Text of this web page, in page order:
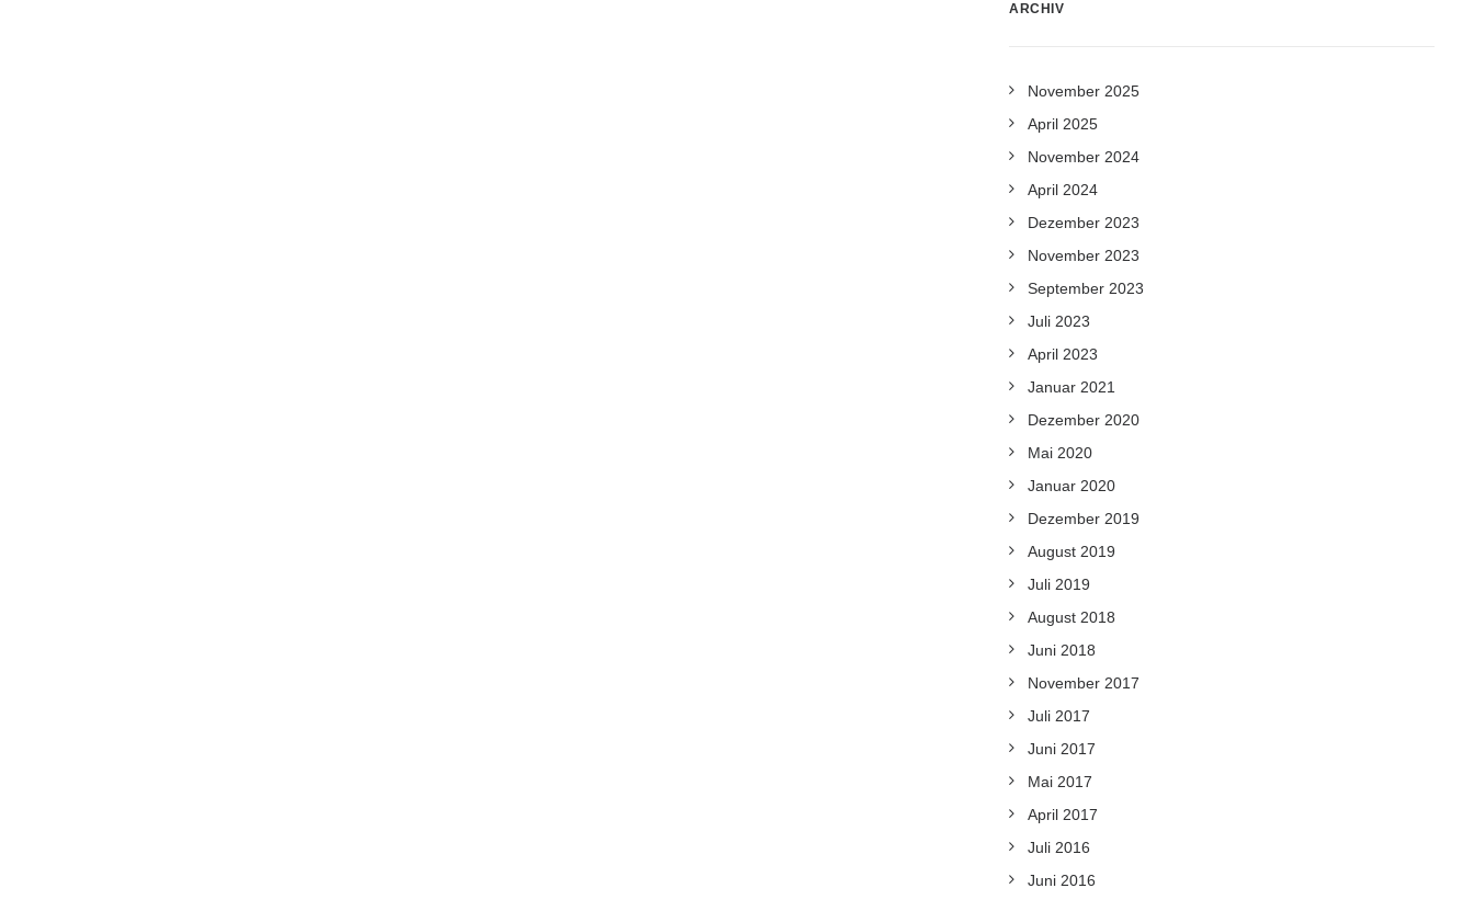
ARCHIV
November 2025
April 2025
November 2024
April 2024
Dezember 2023
November 2023
September 2023
Juli 2023
April 2023
Januar 2021
Dezember 2020
Mai 2020
Januar 2020
Dezember 2019
August 2019
Juli 2019
August 2018
Juni 2018
November 2017
Juli 2017
Juni 2017
Mai 2017
April 2017
Juli 2016
Juni 2016